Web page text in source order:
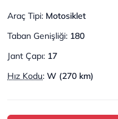
Araç Tipi: Motosiklet
Taban Genişliği: 180
Jant Çapı: 17
Hız Kodu: W (270 km)